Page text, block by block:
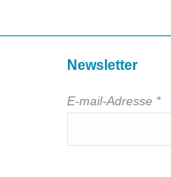
Newsletter
E-mail-Adresse *